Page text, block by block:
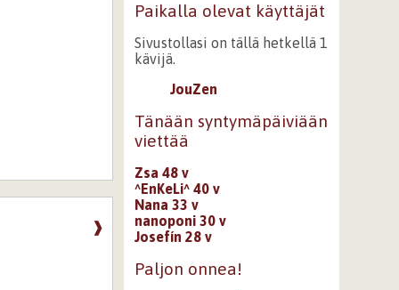
❱
Paikalla olevat käyttäjät
Sivustollasi on tällä hetkellä 1
kävijä.
JouZen
Tänään syntymäpäiviään
viettää
Zsa 48 v
^EnKeLi^ 40 v
Nana 33 v
nanoponi 30 v
Josefín 28 v
Paljon onnea!